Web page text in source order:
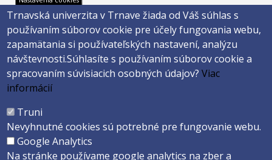
Footer
menu
3
Katalóg knižnice
Telefónny zoznam
Trnavská univerzita
Footer
menu
4
E-shop
Facebook
Instagram
Youtube
Päta
Správca obsahu
Vyhlásenie o prístupnosti
Cookies
Trnavská univerzita v Trnave žiada od Váš súhlas s
používaním súborov cookie pre účely fungovania webu,
zapamätania si používateľských nastavení, analýzu
návštevnosti.Súhlasíte s používaním súborov cookie a
spracovaním súvisiacich osobných údajov?Viac
informácií
Truni
Nevyhnutné cookies sú potrebné pre fungovanie webu.
Google Analytics
Na stránke používame google analytics na zber a